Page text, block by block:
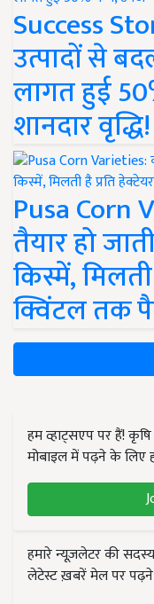
Success
उत्पादों से
लागत हुई
शानदार वृद्धि!
Pusa
तैयार हो
किस्में,
क्विंटल तक
हम व्हाट्सएप पर हैं!
मोबाइल में पढ़ने के लिए
हमारे न्यूज़लेटर की
लेटेस्ट ख़बरें मेल पर